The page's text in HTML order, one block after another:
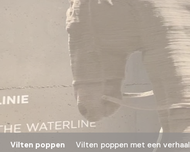
Vilten poppen Vilten poppen met een verhaal